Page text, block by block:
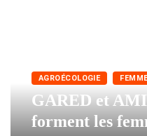
AGROÉCOLOGIE
GARED et
forment les